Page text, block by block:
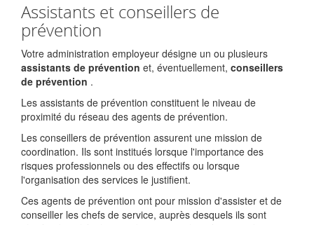
Assistants et conseillers de
prévention
Votre administration employeur désigne un ou plusieurs
assistants de prévention et, éventuellement, conseillers
de prévention .
Les assistants de prévention constituent le niveau de
proximité du réseau des agents de prévention.
Les conseillers de prévention assurent une mission de
coordination. Ils sont institués lorsque l'importance des
risques professionnels ou des effectifs ou lorsque
l'organisation des services le justifient.
Ces agents de prévention ont pour mission d'assister et de
conseiller les chefs de service, auprès desquels ils sont